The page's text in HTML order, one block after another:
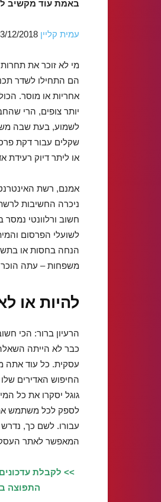
באמת עוד מקשיב
עמית קליין
מי לא זוכר את
הם התחילו לשדר
אחריות או מוסר.
יותר צופים, הרי
לשמוע, בעת שבה
שקלים עבור דקת
או ליתר דיוק
אמנם, רשת
ניכרה החשיבות
חשוב ורלוונטי
לשועלי הפרסום
הנחה בחסות או
משפחות – עתה
להיות או
הרעיון ברור: הכי
כבר לא הייתה
עסקית. כל עוד אתה
החיפוש האדירים
גוגל יסקרו את כל
לספק לכל משתמש את
עבורו. לשם כך,
המאפשר לאתר
>> לקבלת
התפוצה